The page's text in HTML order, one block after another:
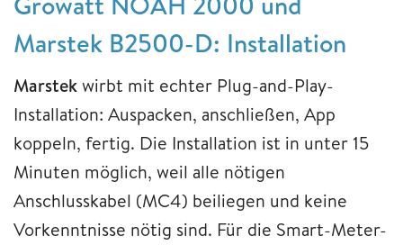
Marstek B2500-D: Installation
Marstekwirbt mit echter Plug-and-Play-
Installation: Auspacken, anschließen, App
koppeln, fertig. Die Installation ist in unter 15
Minuten möglich, weil alle nötigen
Anschlusskabel (MC4) beiliegen und keine
Vorkenntnisse nötig sind. Für die Smart-Meter-